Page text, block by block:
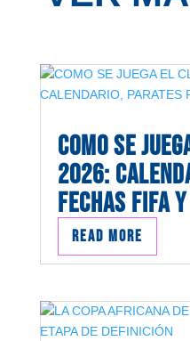
COMO SE
2026:
FECHAS FIFA
read more